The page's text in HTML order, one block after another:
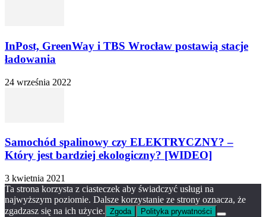
InPost, GreenWay i TBS Wrocław postawią stacje
ładowania
24 września 2022
Samochód spalinowy czy ELEKTRYCZNY? –
Który jest bardziej ekologiczny? [WIDEO]
3 kwietnia 2021
Ta strona korzysta z ciasteczek aby świadczyć usługi na
najwyższym poziomie. Dalsze korzystanie ze strony oznacza, że
zgadzasz się na ich użycie. Zgoda Polityka prywatności